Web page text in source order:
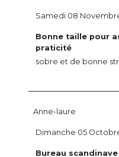
Bonne taille pour
praticité
sobre et de bonne
Samedi 08
Anne-laure
Bureau scandinave
Dimanche 05